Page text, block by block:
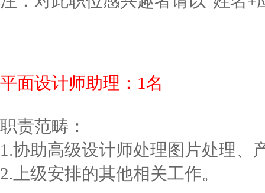
平面设计师助理：1名
职责范畴：
1.协助高级设计师处理图片处理、
2.上级安排的其他相关工作。